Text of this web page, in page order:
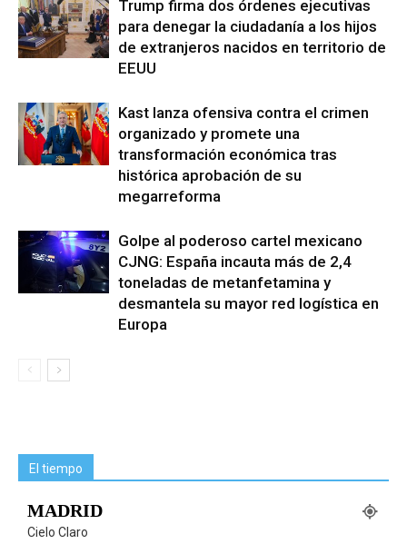
Trump firma dos órdenes ejecutivas
para denegar la ciudadanía a los hijos
de extranjeros nacidos en territorio de
EEUU
Kast lanza ofensiva contra el crimen
organizado y promete una
transformación económica tras
histórica aprobación de su
megarreforma
Golpe al poderoso cartel mexicano
CJNG: España incauta más de 2,4
toneladas de metanfetamina y
desmantela su mayor red logística en
Europa
El tiempo
MADRID
Cielo Claro